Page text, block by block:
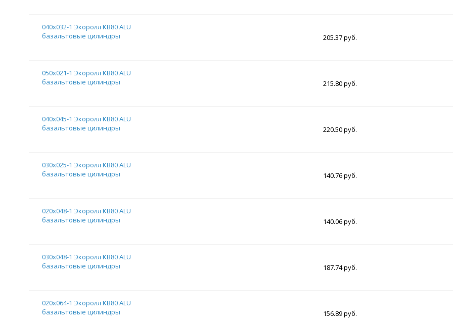
040х032-1 Экоролл КВ80 ALU
базальтовые цилиндры
205.37 руб.
050х021-1 Экоролл КВ80 ALU
базальтовые цилиндры
215.80 руб.
040х045-1 Экоролл КВ80 ALU
базальтовые цилиндры
220.50 руб.
030х025-1 Экоролл КВ80 ALU
базальтовые цилиндры
140.76 руб.
020х048-1 Экоролл КВ80 ALU
базальтовые цилиндры
140.06 руб.
030х048-1 Экоролл КВ80 ALU
базальтовые цилиндры
187.74 руб.
020х064-1 Экоролл КВ80 ALU
базальтовые цилиндры
156.89 руб.